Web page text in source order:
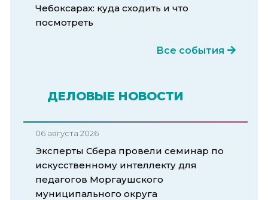
Чебоксарах: куда сходить и что
посмотреть
Все события
ДЕЛОВЫЕ НОВОСТИ
06 августа 2026
Эксперты Сбера провели семинар по
искусственному интеллекту для
педагогов Моргаушского
муниципального округа